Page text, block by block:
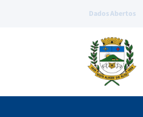
Dados Abertos